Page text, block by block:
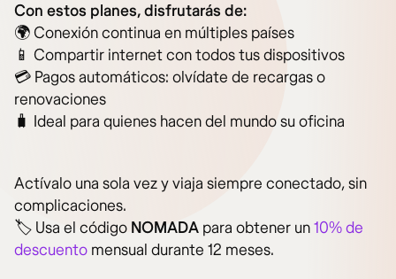
Con estos planes, disfrutarás de:
🌍 Conexión continua en múltiples países
📱 Compartir internet con todos tus dispositivos
💳 Pagos automáticos: olvídate de recargas o
renovaciones
🧳 Ideal para quienes hacen del mundo su oficina
Actívalo una sola vez y viaja siempre conectado, sin
complicaciones.
🏷️ Usa el código NOMADA para obtener un10% de
descuento mensual durante 12 meses.